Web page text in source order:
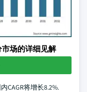
场的详细见解
CAGR将增长8.2%.